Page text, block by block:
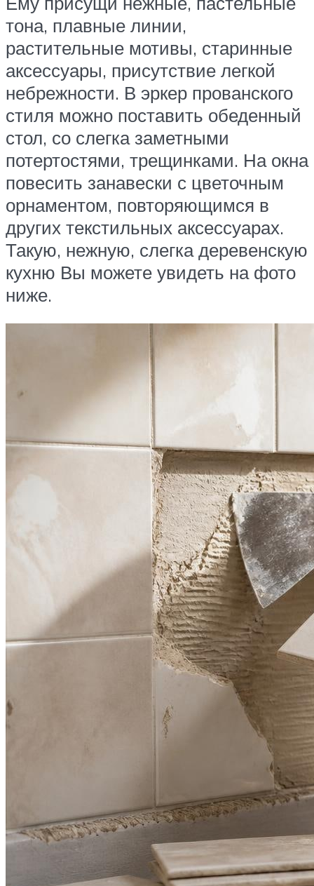
тона, плавные линии,
растительные мотивы, старинные
аксессуары, присутствие легкой
небрежности. В эркер прованского
стиля можно поставить обеденный
стол, со слегка заметными
потертостями, трещинками. На окна
повесить занавески с цветочным
орнаментом, повторяющимся в
других текстильных аксессуарах.
Такую, нежную, слегка деревенскую
кухню Вы можете увидеть на фото
ниже.